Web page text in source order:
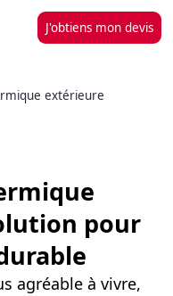
J'obtiens mon devis
extérieure
pour
agréable à vivre,